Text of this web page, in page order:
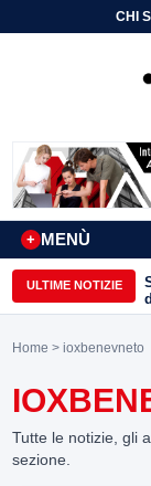
CHI
MENÙ
+
ULTIME NOTIZIE
Home > ioxbenevneto
Tutte le notizie, gli
sezione.